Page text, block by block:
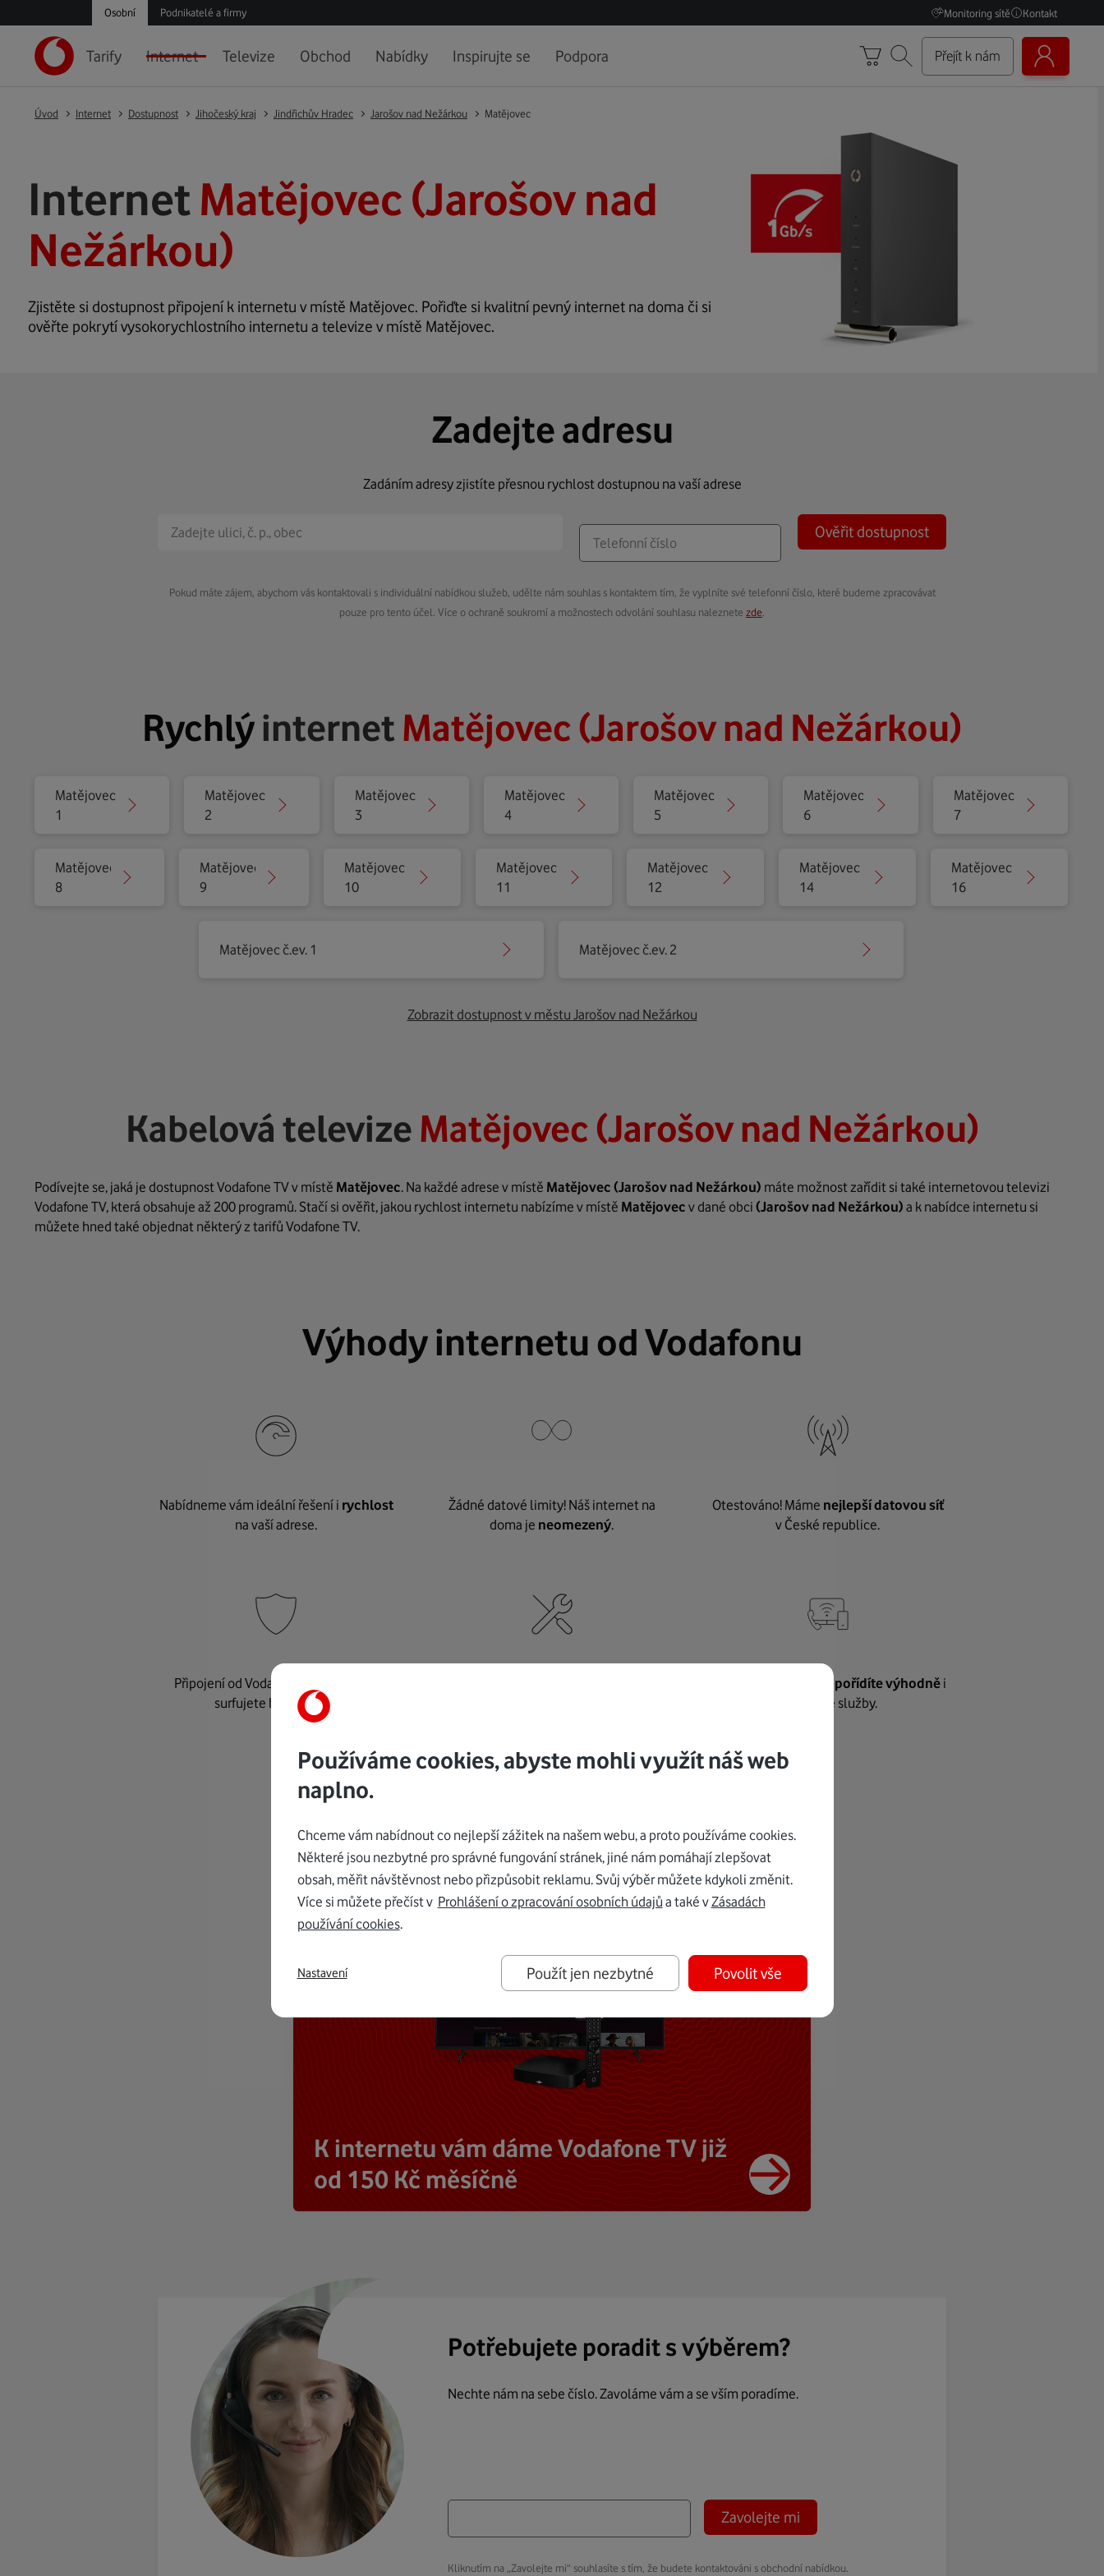
Osobní Podnikatelé a firmy Monitoring sítě Kontakt
Tarify Internet Televize Obchod Nabídky Inspirujte se Podpora Přejít k nám
Úvod Internet Dostupnost Jihočeský kraj Jindřichův Hradec Jarošov nad Nežárkou Matějovec
Internet Matějovec (Jarošov nad
Nežárkou)
Zjistěte si dostupnost připojení k internetu v místě Matějovec. Pořiďte si kvalitní pevný internet na doma či si
ověřte pokrytí vysokorychlostního internetu a televize v místě Matějovec.
Zadejte adresu
Zadáním adresy zjistíte přesnou rychlost dostupnou na vaší adrese
Ověřit dostupnost
Pokud máte zájem, abychom vás kontaktovali s individuální nabídkou služeb, udělte nám souhlas s kontaktem tím, že vyplníte své telefonní číslo, které budeme zpracovávat
pouze pro tento účel. Více o ochraně soukromí a možnostech odvolání souhlasu naleznete zde
RychlýinternetMatějovec (Jarošov nad Nežárkou)
Matějovec
1
Matějovec
2
Matějovec
3
Matějovec
4
Matějovec
5
Matějovec
6
Matějovec
7
Matějovec
8
Matějovec
9
Matějovec
10
Matějovec
11
Matějovec
12
Matějovec
14
Matějovec
16
Matějovec č.ev. 1 Matějovec č.ev. 2
Zobrazit dostupnost v městu Jarošov nad Nežárkou
Kabelová televize Matějovec (Jarošov nad Nežárkou)
Podívejte se, jaká je dostupnost Vodafone TV v místě Matějovec. Na každé adrese v místě Matějovec (Jarošov nad Nežárkou) máte možnost zařídit si také internetovou televizi
Vodafone TV, která obsahuje až 200 programů. Stačí si ověřit, jakou rychlost internetu nabízíme v místě Matějovec v dané obci (Jarošov nad Nežárkou) a k nabídce internetu si
můžete hned také objednat některý z tarifů Vodafone TV.
Výhody internetu od Vodafonu
Nabídneme vám ideální řešení i rychlost
na vaší adrese.
Žádné datové limity! Náš internet na
doma je neomezený.
Otestováno! Máme nejlepší datovou síť
v České republice.
Připojení od Vodafonu je
surfujete bez starostí.
pořídíte výhodněi
další naše služby.
K internetu vám dáme Vodafone TV již
od 150 Kč měsíčně
Potřebujete poradit s výběrem?
Nechte nám na sebe číslo. Zavoláme vám a se vším poradíme.
Zavolejte mi
Kliknutím na „Zavolejte mi“ souhlasíte s tím, že budete kontaktováni s obchodní nabídkou.
Používáme cookies, abyste mohli využít náš web
naplno.
Chceme vám nabídnout co nejlepší zážitek na našem webu, a proto používáme cookies.
Některé jsou nezbytné pro správné fungování stránek, jiné nám pomáhají zlepšovat
obsah, měřit návštěvnost nebo přizpůsobit reklamu. Svůj výběr můžete kdykoli změnit.
Více si můžete přečíst v Prohlášení o zpracování osobních údajů a také vZásadách
používání cookies.
Použít jen nezbytné Povolit vše
Nastavení